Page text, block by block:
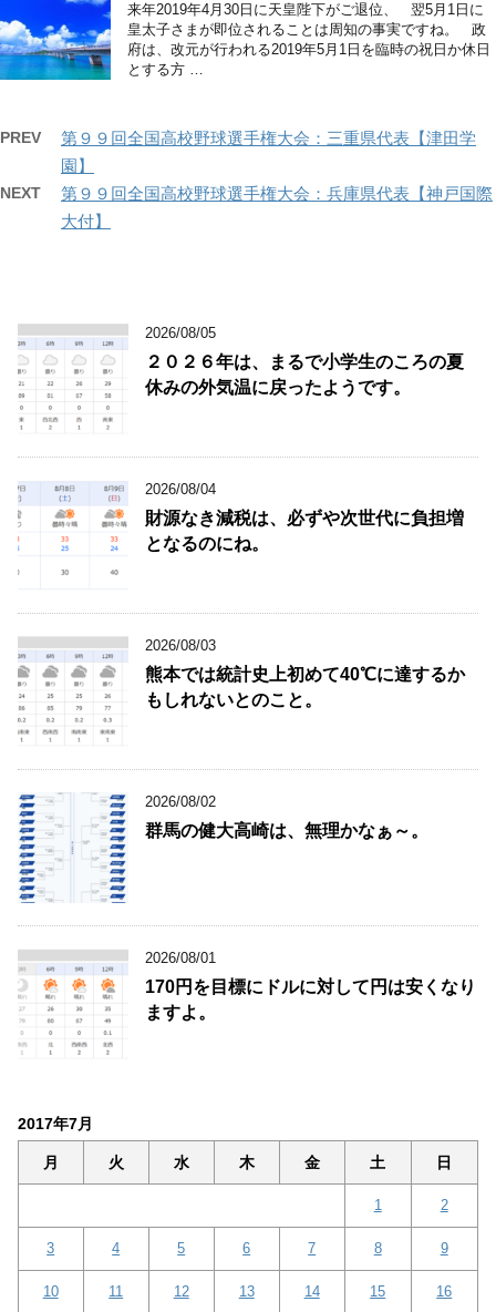
来年2019年4月30日に天皇陛下がご退位、 翌5月1日に
皇太子さまが即位されることは周知の事実ですね。 政
府は、改元が行われる2019年5月1日を臨時の祝日か休日
とする方 …
PREV
第９９回全国高校野球選手権大会：三重県代表【津田学
園】
NEXT
第９９回全国高校野球選手権大会：兵庫県代表【神戸国際
大付】
2026/08/05
２０２６年は、まるで小学生のころの夏
休みの外気温に戻ったようです。
2026/08/04
財源なき減税は、必ずや次世代に負担増
となるのにね。
2026/08/03
熊本では統計史上初めて40℃に達するか
もしれないとのこと。
2026/08/02
群馬の健大高崎は、無理かなぁ～。
2026/08/01
170円を目標にドルに対して円は安くなり
ますよ。
2017年7月
月 火 水 木 金 土 日
1 2
3 4 5 6 7 8 9
10 11 12 13 14 15 16